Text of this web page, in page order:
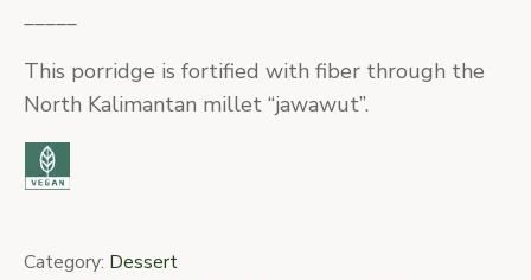
_____
This porridge is fortified with fiber through the
North Kalimantan millet “jawawut”.
Category: Dessert